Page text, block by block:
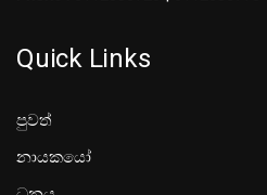
Quick Links
පුවත්
නායකයෝ